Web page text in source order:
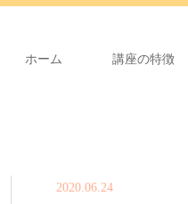
ホーム 講座の特徴
2020.06.24